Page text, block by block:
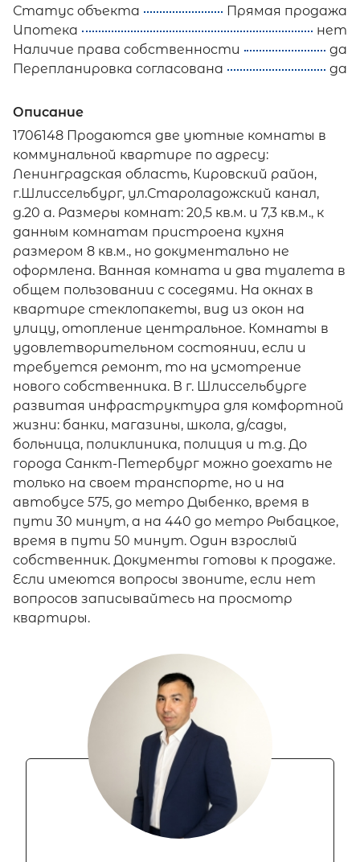
Статус объекта
Прямая продажа
Ипотека
нет
Наличие права собственности
да
Перепланировка согласована
да
Описание
1706148 Продаются две уютные комнаты в
коммунальной квартире по адресу:
Ленинградская область, Кировский район,
г.Шлиссельбург, ул.Староладожский канал,
д.20 а. Размеры комнат: 20,5 кв.м. и 7,3 кв.м., к
данным комнатам пристроена кухня
размером 8 кв.м., но документально не
оформлена. Ванная комната и два туалета в
общем пользовании с соседями. На окнах в
квартире стеклопакеты, вид из окон на
улицу, отопление центральное. Комнаты в
удовлетворительном состоянии, если и
требуется ремонт, то на усмотрение
нового собственника. В г. Шлиссельбурге
развитая инфраструктура для комфортной
жизни: банки, магазины, школа, д/сады,
больница, поликлиника, полиция и т.д. До
города Санкт-Петербург можно доехать не
только на своем транспорте, но и на
автобусе 575, до метро Дыбенко, время в
пути 30 минут, а на 440 до метро Рыбацкое,
время в пути 50 минут. Один взрослый
собственник. Документы готовы к продаже.
Если имеются вопросы звоните, если нет
вопросов записывайтесь на просмотр
квартиры.